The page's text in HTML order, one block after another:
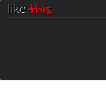
likethis